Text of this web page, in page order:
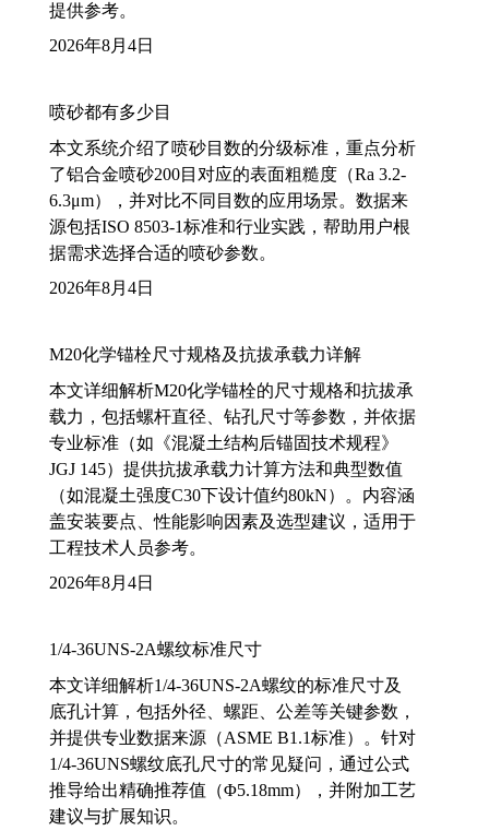
提供参考。
2026年8月4日
喷砂都有多少目
本文系统介绍了喷砂目数的分级标准，重点分析
了铝合金喷砂200目对应的表面粗糙度（Ra 3.2-
6.3μm），并对比不同目数的应用场景。数据来
源包括ISO 8503-1标准和行业实践，帮助用户根
据需求选择合适的喷砂参数。
2026年8月4日
M20化学锚栓尺寸规格及抗拔承载力详解
本文详细解析M20化学锚栓的尺寸规格和抗拔承
载力，包括螺杆直径、钻孔尺寸等参数，并依据
专业标准（如《混凝土结构后锚固技术规程》
JGJ 145）提供抗拔承载力计算方法和典型数值
（如混凝土强度C30下设计值约80kN）。内容涵
盖安装要点、性能影响因素及选型建议，适用于
工程技术人员参考。
2026年8月4日
1/4-36UNS-2A螺纹标准尺寸
本文详细解析1/4-36UNS-2A螺纹的标准尺寸及
底孔计算，包括外径、螺距、公差等关键参数，
并提供专业数据来源（ASME B1.1标准）。针对
1/4-36UNS螺纹底孔尺寸的常见疑问，通过公式
推导给出精确推荐值（Φ5.18mm），并附加工艺
建议与扩展知识。